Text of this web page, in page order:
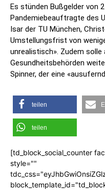
Es stünden Bußgelder von
Pandemiebeauftragte des
Isar der TU München,
Umstellungsfrist von
unrealistisch». Zudem solle
Gesundheitsbehörden
Spinner, der eine
teilen
teilen
[td_block_social_counter
style=""